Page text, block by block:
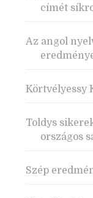
címét
Az angol
Körtvélyessy
Toldys
országos
Szép